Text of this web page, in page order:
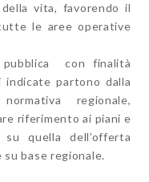
vita, favorendo il
le aree operative
con finalità
indicate partono dalla
regionale,
riferimento ai piani e
quella dell’offerta
base regionale.